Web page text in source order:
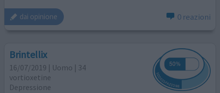
dai opinione 0 reazioni
Brintellix
16/07/2019 | Uomo | 34
vortioxetine
Depressione